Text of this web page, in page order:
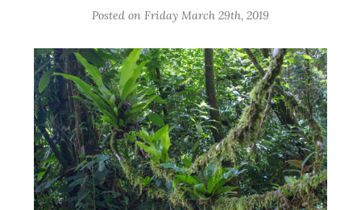
Posted on Friday March 29th, 2019